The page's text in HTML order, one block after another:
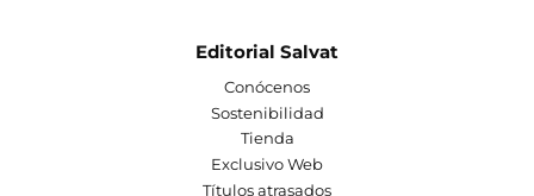
Editorial Salvat
Conócenos
Sostenibilidad
Tienda
Exclusivo Web
Títulos atrasados